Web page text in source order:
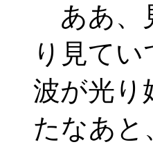
ああ、
り見て
波が光り
たなあと